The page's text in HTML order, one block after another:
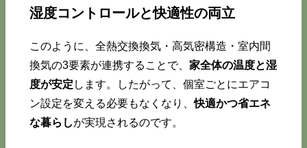
湿度コントロールと快適性の両立
このように、全熱交換換気・高気密構造・室内間
換気の3要素が連携することで、 家全体の温度と湿
度が安定 します。したがって、個室ごとにエアコ
ン設定を変える必要もなくなり、快適かつ省エネ
な暮らしが実現されるのです。